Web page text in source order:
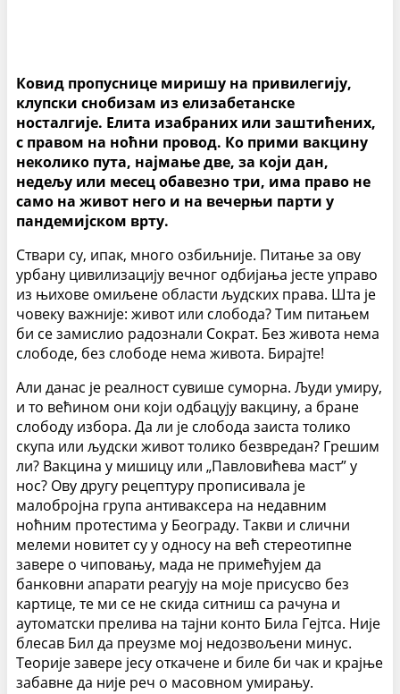
Ковид пропуснице миришу на привилегију,
клупски снобизам из елизабетанске
носталгије. Елита изабраних или заштићених,
с правом на ноћни провод. Ко прими вакцину
неколико пута, најмање две, за који дан,
недељу или месец обавезно три, има право не
само на живот него и на вечерњи парти у
пандемијском врту.
Ствари су, ипак, много озбиљније. Питање за ову
урбану цивилизацију вечног одбијања јесте управо
из њихове омиљене области људских права. Шта је
човеку важније: живот или слобода? Тим питањем
би се замислио радознали Сократ. Без живота нема
слободе, без слободе нема живота. Бирајте!
Али данас је реалност сувише суморна. Људи умиру,
и то већином они који одбацују вакцину, а бране
слободу избора. Да ли је слобода заиста толико
скупа или људски живот толико безвредан? Грешим
ли? Вакцина у мишицу или „Павловићева маст” у
нос? Ову другу рецептуру прописивала је
малобројна група антиваксера на недавним
ноћним протестима у Београду. Такви и слични
мелеми новитет су у односу на већ стереотипне
завере о чиповању, мада не примећујем да
банковни апарати реагују на моје присусво без
картице, те ми се не скида ситниш са рачуна и
аутоматски прелива на тајни конто Била Гејтса. Није
блесав Бил да преузме мој недозвољени минус.
Теорије завере јесу откачене и биле би чак и крајње
забавне да није реч о масовном умирању.